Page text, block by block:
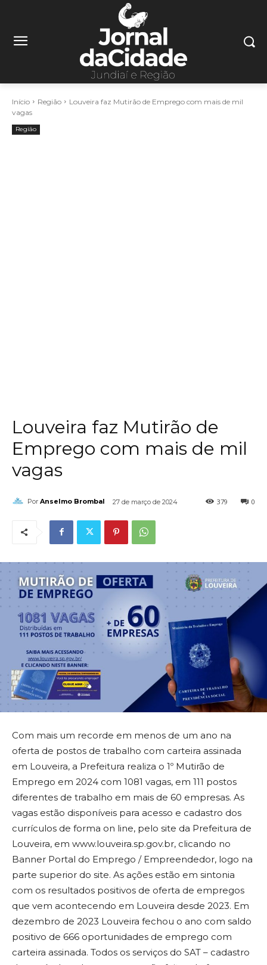
Início Região
Louveira faz Mutirão de Emprego com mais de mil
vagas
Região
Louveira faz Mutirão de
Emprego com mais de mil
vagas
Por Anselmo Brombal 27 de março de 2024 0
379
Com mais um recorde em menos de um ano na
oferta de postos de trabalho com carteira assinada
em Louveira, a Prefeitura realiza o 1º Mutirão de
Emprego em 2024 com 1081 vagas, em 111 postos
diferentes de trabalho em mais de 60 empresas. As
vagas estão disponíveis para acesso e cadastro dos
currículos de forma on line, pelo site da Prefeitura de
Louveira, em www.louveira.sp.gov.br, clicando no
Banner Portal do Emprego / Empreendedor, logo na
parte superior do site. As ações estão em sintonia
com os resultados positivos de oferta de empregos
que vem acontecendo em Louveira desde 2023. Em
dezembro de 2023 Louveira fechou o ano com saldo
positivo de 666 oportunidades de emprego com
carteira assinada. Todos os serviços do SAT – cadastro